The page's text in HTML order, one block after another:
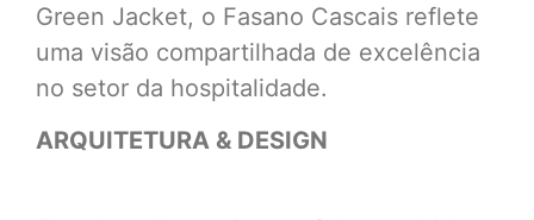
Green Jacket, o Fasano Cascais reflete
uma visão compartilhada de excelência
no setor da hospitalidade.
ARQUITETURA & DESIGN